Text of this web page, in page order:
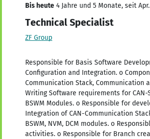
Bis heute 4 Jahre und 5 Monate, seit
Technical Specialist
ZF Group
Responsible for Basis Software
Configuration and Integration. o
Communication Stack, Communication
Writing Software requirements for CAN-
BSWM Modules. o Responsible for
Integration of CAN-Communication
BSWM, NVM, DCM modules. o
activities. o Responsible for Branch